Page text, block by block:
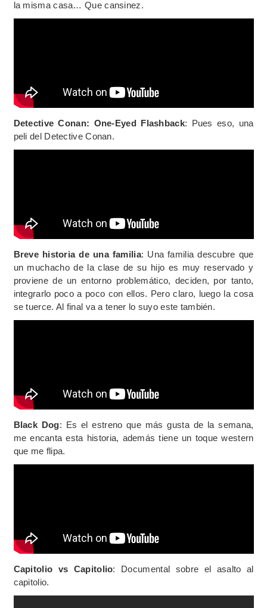
la misma casa… Que cansinez.
Detective Conan: One-Eyed Flashback: Pues eso, una
peli del Detective Conan.
Breve historia de una familia: Una familia descubre que
un muchacho de la clase de su hijo es muy reservado y
proviene de un entorno problemático, deciden, por tanto,
integrarlo poco a poco con ellos. Pero claro, luego la cosa
se tuerce. Al final va a tener lo suyo este también.
Black Dog: Es el estreno que más gusta de la semana,
me encanta esta historia, además tiene un toque western
que me flipa.
Capitolio vs Capitolio: Documental sobre el asalto al
capitolio.